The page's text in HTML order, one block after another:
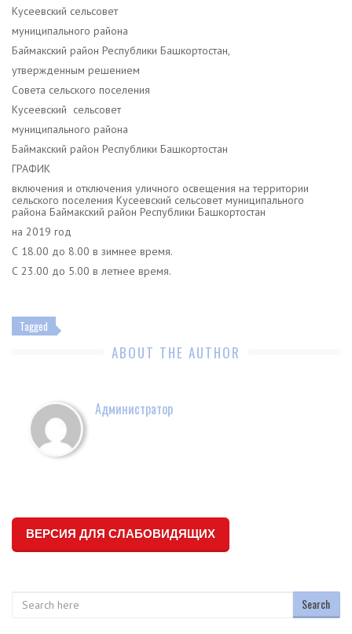
Кусеевский сельсовет
муниципального района
Баймакский район Республики Башкортостан,
утвержденным решением
Совета сельского поселения
Кусеевский сельсовет
муниципального района
Баймакский район Республики Башкортостан
ГРАФИК
включения и отключения уличного освещения на территории
сельского поселения Кусеевский сельсовет муниципального
района Баймакский район Республики Башкортостан
на 2019 год
С 18.00 до 8.00 в зимнее время.
С 23.00 до 5.00 в летнее время.
Tagged
ABOUT THE AUTHOR
Администратор
ВЕРСИЯ ДЛЯ СЛАБОВИДЯЩИХ